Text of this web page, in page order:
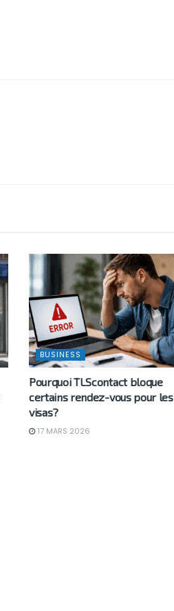
BUSINESS
Pourquoi TLScontact bloque
certains rendez-vous pour les
visas?
17 MARS 2026